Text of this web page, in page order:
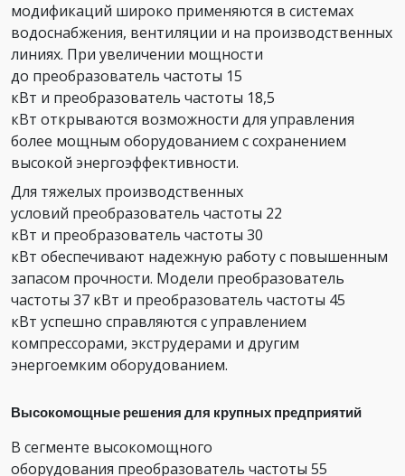
модификаций широко применяются в системах
водоснабжения, вентиляции и на производственных
линиях. При увеличении мощности
до преобразователь частоты 15
кВт и преобразователь частоты 18,5
кВт открываются возможности для управления
более мощным оборудованием с сохранением
высокой энергоэффективности.
Для тяжелых производственных
условий преобразователь частоты 22
кВт и преобразователь частоты 30
кВт обеспечивают надежную работу с повышенным
запасом прочности. Модели преобразователь
частоты 37 кВт и преобразователь частоты 45
кВт успешно справляются с управлением
компрессорами, экструдерами и другим
энергоемким оборудованием.
Высокомощные решения для крупных предприятий
В сегменте высокомощного
оборудования преобразователь частоты 55